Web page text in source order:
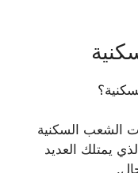
الشعب السكنية
يمتلك العديد